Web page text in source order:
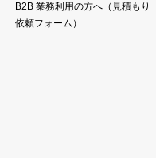
B2B 業務利用の方へ（見積もり
依頼フォーム）